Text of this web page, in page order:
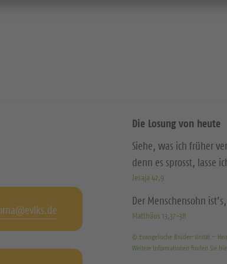
Die Losung von heute
Siehe, was ich früher
denn es sprosst, lasse
Jesaja 42,9
Der Menschensohn
Matthäus 13,37-38
© Evangelische Brüder-Unität –
Weitere Informationen finden Sie